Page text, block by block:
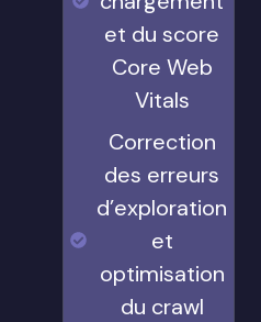
et du score
Core Web
Vitals
Correction
des erreurs
d’exploration
et
optimisation
du crawl